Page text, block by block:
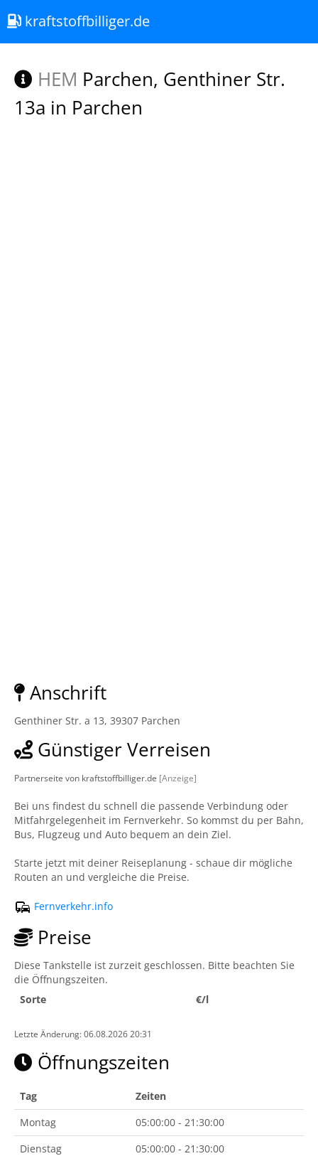
kraftstoffbilliger.de
HEM Parchen, Genthiner Str.
13a in Parchen
Anschrift
Genthiner Str. a 13, 39307 Parchen
Günstiger Verreisen
Partnerseite von kraftstoffbilliger.de [Anzeige]
Bei uns findest du schnell die passende Verbindung oder
Mitfahrgelegenheit im Fernverkehr. So kommst du per Bahn,
Bus, Flugzeug und Auto bequem an dein Ziel.
Starte jetzt mit deiner Reiseplanung - schaue dir mögliche
Routen an und vergleiche die Preise.
Fernverkehr.info
Preise
Diese Tankstelle ist zurzeit geschlossen. Bitte beachten Sie
die Öffnungszeiten.
Sorte
€/l
Letzte Änderung: 06.08.2026 20:31
Öffnungszeiten
Tag
Zeiten
Montag
05:00:00 - 21:30:00
Dienstag
05:00:00 - 21:30:00